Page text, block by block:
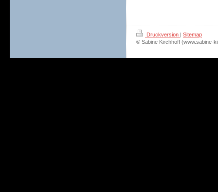
Druckversion | Sitemap
© Sabine Kirchhoff (www.sabine-